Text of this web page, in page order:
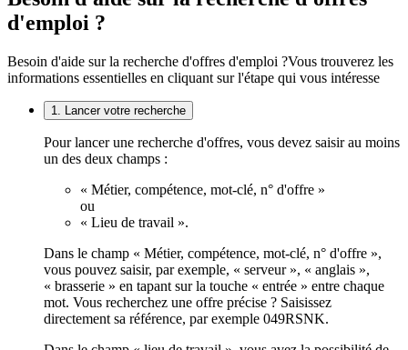
d'emploi ?
Besoin d'aide sur la recherche d'offres d'emploi ?Vous trouverez les
informations essentielles en cliquant sur l'étape qui vous intéresse
1. Lancer votre recherche
Pour lancer une recherche d'offres, vous devez saisir au moins
un des deux champs :
« Métier, compétence, mot-clé, n° d'offre »
ou
« Lieu de travail ».
Dans le champ « Métier, compétence, mot-clé, n° d'offre »,
vous pouvez saisir, par exemple, « serveur », « anglais »,
« brasserie » en tapant sur la touche « entrée » entre chaque
mot. Vous recherchez une offre précise ? Saisissez
directement sa référence, par exemple 049RSNK.